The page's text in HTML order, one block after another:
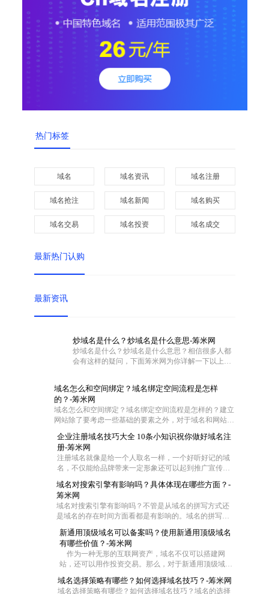
热门标签
域名 域名资讯 域名注册
域名抢注 域名新闻 域名购买
域名交易 域名投资 域名成交
最新热门认购
最新资讯
炒域名是什么？炒域名是什么意思-筹米网
炒域名是什么？炒域名是什么意思？相信很多人都
会有这样的疑问，下面筹米网为你详解一下以上问
域名怎么和空间绑定？域名绑定空间流程是怎样
的？-筹米网
域名怎么和空间绑定？域名绑定空间流程是怎样的？建立
网站除了要考虑一些基础的要素之外，对于域名和网站空
么联系在一起呢?一般都是通过域名解析把域名指向空间
IP，让用户可以通过域名访问网站空间。那么网站域名如
何绑定空间？下面筹米网小编就带大家去看看域名怎么和
空间绑定和域名绑定空间流程是怎样的。
企业注册域名技巧大全 10条小知识祝你做好域名注
册-筹米网
注册域名就像是给一个人取名一样，一个好听好记的域
名，不仅能给品牌带来一定形象还可以起到推广宣传的
大，那么作为一家企业怎么去注册域名成了企业的难
题，今天筹米就给大家一些小妙招！帮你选择适合的好
域名：
域名对搜索引擎有影响吗？具体体现在哪些方面？-
筹米网
域名对搜索引擎有影响吗？不管是从域名的拼写方式还
是域名的存在时间方面看都是有影响的。域名的拼写是
且一般来说域名时间越长对优化越有帮助，但是在用老
域名时，要注意域名是否被K这样是对SEO不利。当然还
有其他一些影响
新通用顶级域名可以备案吗？使用新通用顶级域名
有哪些价值？-筹米网
作为一种无形的互联网资产，域名不仅可以搭建网
站，还可以用作投资交易。那么，对于新通用顶级域
下，新通用顶级域名可以备案吗？使用新通用顶级域名
域名选择策略有哪些？如何选择域名技巧？-筹米网
域名选择策略有哪些？如何选择域名技巧？域名的选择